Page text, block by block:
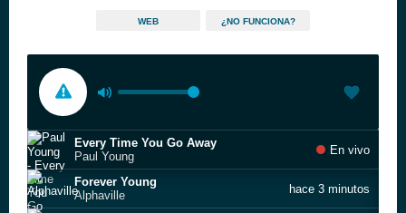
WEB ¿NO FUNCIONA?
Every Time You Go Away
Paul Young
En vivo
Forever Young
Alphaville
hace 3 minutos